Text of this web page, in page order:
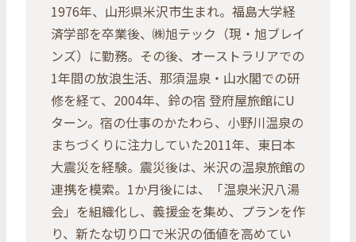
1976年、山形県米沢市生まれ。福島大学経
済学部を卒業後、㈱旭テック（現・旭ブレイ
ンズ）に勤務。その後、オーストラリアでの
1年間の放浪生活、那須温泉・山水閣での研
修を経て、2004年、鈴の宿 登府屋旅館にU
ターン。宿の仕事のかたわら、小野川温泉の
まちづくりに注力していた2011年、東日本
大震災を経験。震災後は、米沢の温泉旅館の
連携を模索。1か月後には、「温泉米沢八湯
会」を組織化し、義援金を集め、プランを作
り、新たな切り口で米沢の価値を高めてい